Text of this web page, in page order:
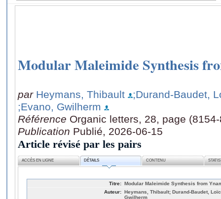
Modular Maleimide Synthesis
par Heymans, Thibault
;Durand-Baudet,
;Evano, Gwilherm
Référence Organic letters, 28, page
Publication Publié, 2026-06-15
Article révisé par les pairs
ACCÈS EN LIGNE DÉTAILS CONTENU
Titre: Modular Maleimide Synthesis from
Auteur: Heymans, Thibault; Durand-Baudet,
Gwilherm